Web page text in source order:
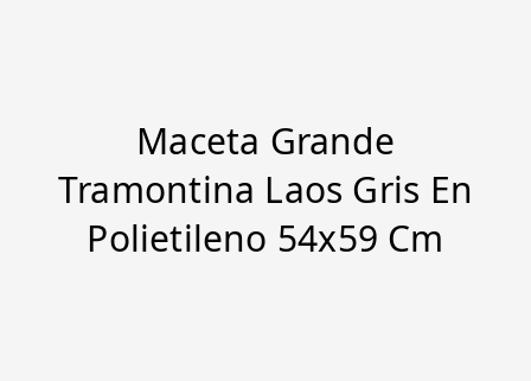
Maceta Grande
Tramontina Laos Gris En
Polietileno 54x59 Cm